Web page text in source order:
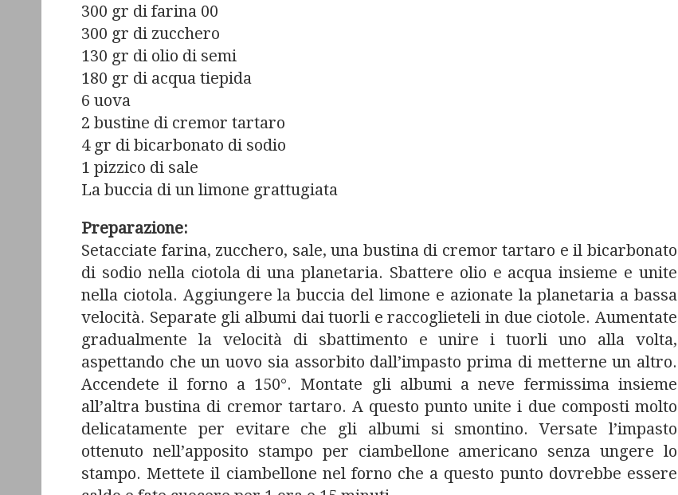
300 gr di farina 00
300 gr di zucchero
130 gr di olio di semi
180 gr di acqua tiepida
6 uova
2 bustine di cremor tartaro
4 gr di bicarbonato di sodio
1 pizzico di sale
La buccia di un limone grattugiata
Preparazione:
Setacciate farina, zucchero, sale, una bustina di cremor tartaro e il bicarbonato
di sodio nella ciotola di una planetaria. Sbattere olio e acqua insieme e unite
nella ciotola. Aggiungere la buccia del limone e azionate la planetaria a bassa
velocità. Separate gli albumi dai tuorli e raccoglieteli in due ciotole. Aumentate
gradualmente la velocità di sbattimento e unire i tuorli uno alla volta,
aspettando che un uovo sia assorbito dall’impasto prima di metterne un altro.
Accendete il forno a 150°. Montate gli albumi a neve fermissima insieme
all’altra bustina di cremor tartaro. A questo punto unite i due composti molto
delicatamente per evitare che gli albumi si smontino. Versate l’impasto
ottenuto nell’apposito stampo per ciambellone americano senza ungere lo
stampo. Mettete il ciambellone nel forno che a questo punto dovrebbe essere